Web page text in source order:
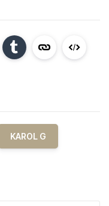
KAROL G